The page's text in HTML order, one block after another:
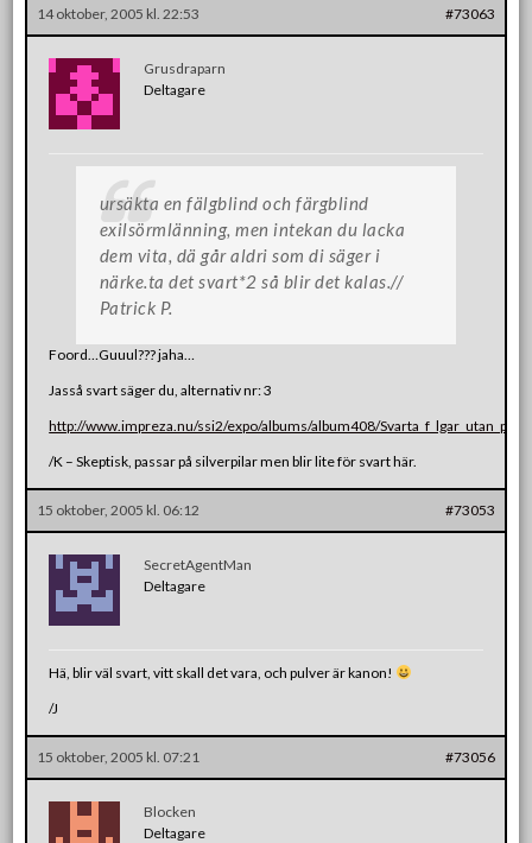
14 oktober, 2005 kl. 22:53 #73063
Grusdraparn
Deltagare
ursäkta en fälgblind och färgblind
exilsörmlänning, men intekan du lacka
dem vita, dä går aldri som di säger i
närke.ta det svart*2 så blir det kalas.//
Patrick P.
Foord…Guuul??? jaha…
Jasså svart säger du, alternativ nr: 3
http://www.impreza.nu/ssi2/expo/albums/album408/
/K – Skeptisk, passar på silverpilar men blir lite för svart här.
15 oktober, 2005 kl. 06:12 #73053
SecretAgentMan
Deltagare
Hä, blir väl svart, vitt skall det vara, och pulver är kanon!
/J
15 oktober, 2005 kl. 07:21 #73056
Blocken
Deltagare